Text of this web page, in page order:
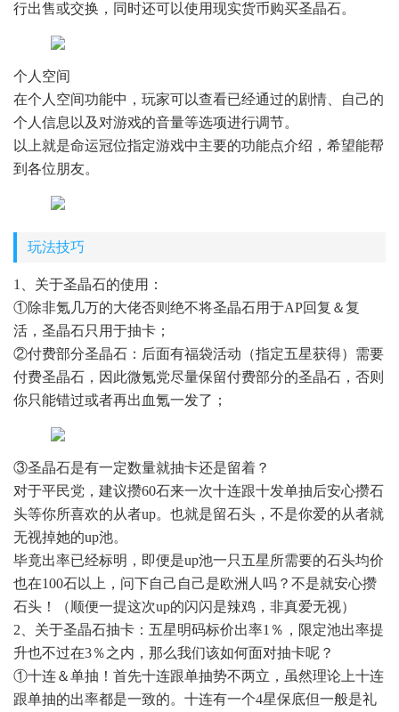
行出售或交换，同时还可以使用现实货币购买圣晶石。
个人空间
在个人空间功能中，玩家可以查看已经通过的剧情、自己的
个人信息以及对游戏的音量等选项进行调节。
以上就是命运冠位指定游戏中主要的功能点介绍，希望能帮
到各位朋友。
玩法技巧
1、关于圣晶石的使用：
①除非氪几万的大佬否则绝不将圣晶石用于AP回复＆复
活，圣晶石只用于抽卡；
②付费部分圣晶石：后面有福袋活动（指定五星获得）需要
付费圣晶石，因此微氪党尽量保留付费部分的圣晶石，否则
你只能错过或者再出血氪一发了；
③圣晶石是有一定数量就抽卡还是留着？
对于平民党，建议攒60石来一次十连跟十发单抽后安心攒石
头等你所喜欢的从者up。也就是留石头，不是你爱的从者就
无视掉她的up池。
毕竟出率已经标明，即便是up池一只五星所需要的石头均价
也在100石以上，问下自己自己是欧洲人吗？不是就安心攒
石头！（顺便一提这次up的闪闪是辣鸡，非真爱无视）
2、关于圣晶石抽卡：五星明码标价出率1％，限定池出率提
升也不过在3％之内，那么我们该如何面对抽卡呢？
①十连＆单抽！首先十连跟单抽势不两立，虽然理论上十连
跟单抽的出率都是一致的。十连有一个4星保底但一般是礼